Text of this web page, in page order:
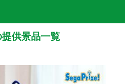
供景品一覧